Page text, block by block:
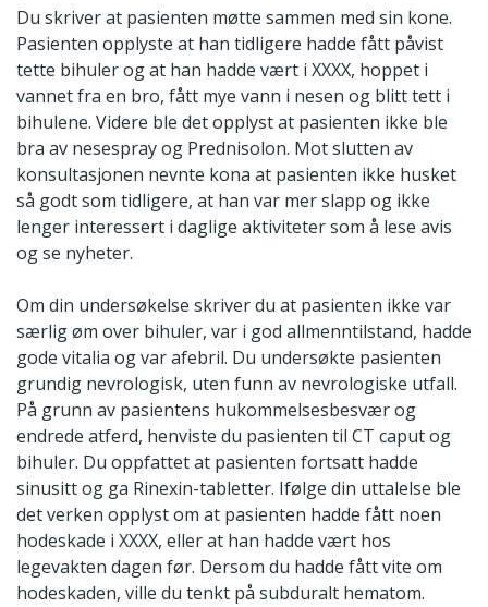
Du skriver at pasienten møtte sammen med sin kone.
Pasienten opplyste at han tidligere hadde fått påvist
tette bihuler og at han hadde vært i XXXX, hoppet i
vannet fra en bro, fått mye vann i nesen og blitt tett i
bihulene. Videre ble det opplyst at pasienten ikke ble
bra av nesespray og Prednisolon. Mot slutten av
konsultasjonen nevnte kona at pasienten ikke husket
så godt som tidligere, at han var mer slapp og ikke
lenger interessert i daglige aktiviteter som å lese avis
og se nyheter.
Om din undersøkelse skriver du at pasienten ikke var
særlig øm over bihuler, var i god allmenntilstand, hadde
gode vitalia og var afebril. Du undersøkte pasienten
grundig nevrologisk, uten funn av nevrologiske utfall.
På grunn av pasientens hukommelses­besvær og
endrede atferd, henviste du pasienten til CT caput og
bihuler. Du oppfattet at pasienten fortsatt hadde
sinusitt og ga Rinexin-tabletter. Ifølge din uttalelse ble
det verken opplyst om at pasienten hadde fått noen
hodeskade i XXXX, eller at han hadde vært hos
legevakten dagen før. Dersom du hadde fått vite om
hodeskaden, ville du tenkt på subduralt hematom.